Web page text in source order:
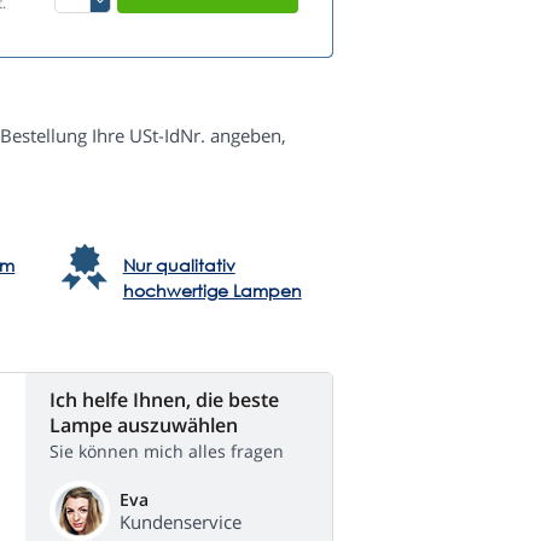
Ihre USt-IdNr. angeben,
Nur qualitativ
hochwertige Lampen
Ich helfe Ihnen, die beste
Lampe auszuwählen
Sie können mich alles fragen
Eva
Kundenservice